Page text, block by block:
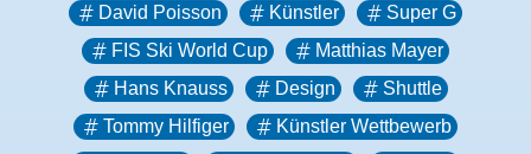
David Poisson
Künstler
Super G
FIS Ski World Cup
Matthias Mayer
Hans Knauss
Design
Shuttle
Tommy Hilfiger
Künstler Wettbewerb